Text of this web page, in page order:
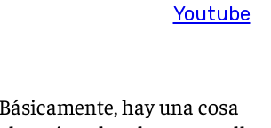
Youtube
hay una cosa